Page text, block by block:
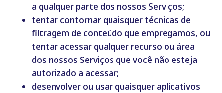
a qualquer parte dos nossos Serviços;
tentar contornar quaisquer técnicas de
filtragem de conteúdo que empregamos, ou
tentar acessar qualquer recurso ou área
dos nossos Serviços que você não esteja
autorizado a acessar;
desenvolver ou usar quaisquer aplicativos